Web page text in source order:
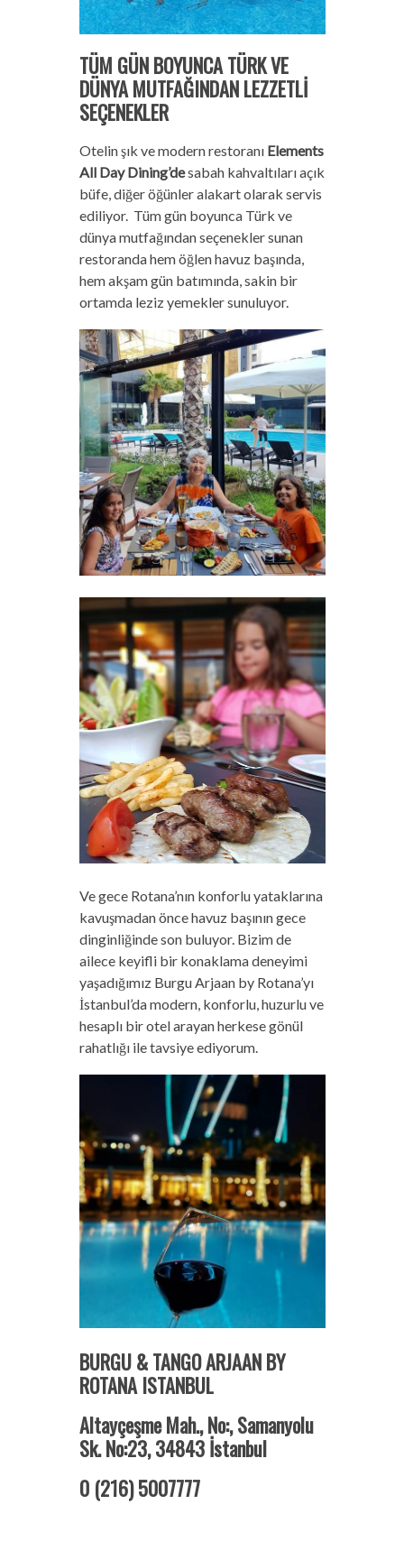
TÜM GÜN BOYUNCA TÜRK VE
DÜNYA MUTFAĞINDAN LEZZETLİ
SEÇENEKLER
Otelin şık ve modern restoranı Elements
All Day Dining’desabah kahvaltıları açık
büfe, diğer öğünler alakart olarak servis
ediliyor. Tüm gün boyunca Türk ve
dünya mutfağından seçenekler sunan
restoranda hem öğlen havuz başında,
hem akşam gün batımında, sakin bir
ortamda leziz yemekler sunuluyor.
Ve gece Rotana’nın konforlu yataklarına
kavuşmadan önce havuz başının gece
dinginliğinde son buluyor. Bizim de
ailece keyifli bir konaklama deneyimi
yaşadığımız Burgu Arjaan by Rotana’yı
İstanbul’da modern, konforlu, huzurlu ve
hesaplı bir otel arayan herkese gönül
rahatlığı ile tavsiye ediyorum.
BURGU & TANGO ARJAAN BY
ROTANA ISTANBUL
Altayçeşme Mah., No:, Samanyolu
Sk. No:23, 34843 İstanbul
0 (216) 5007777